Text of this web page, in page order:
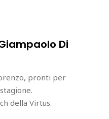
Di
pronti per
della Virtus.